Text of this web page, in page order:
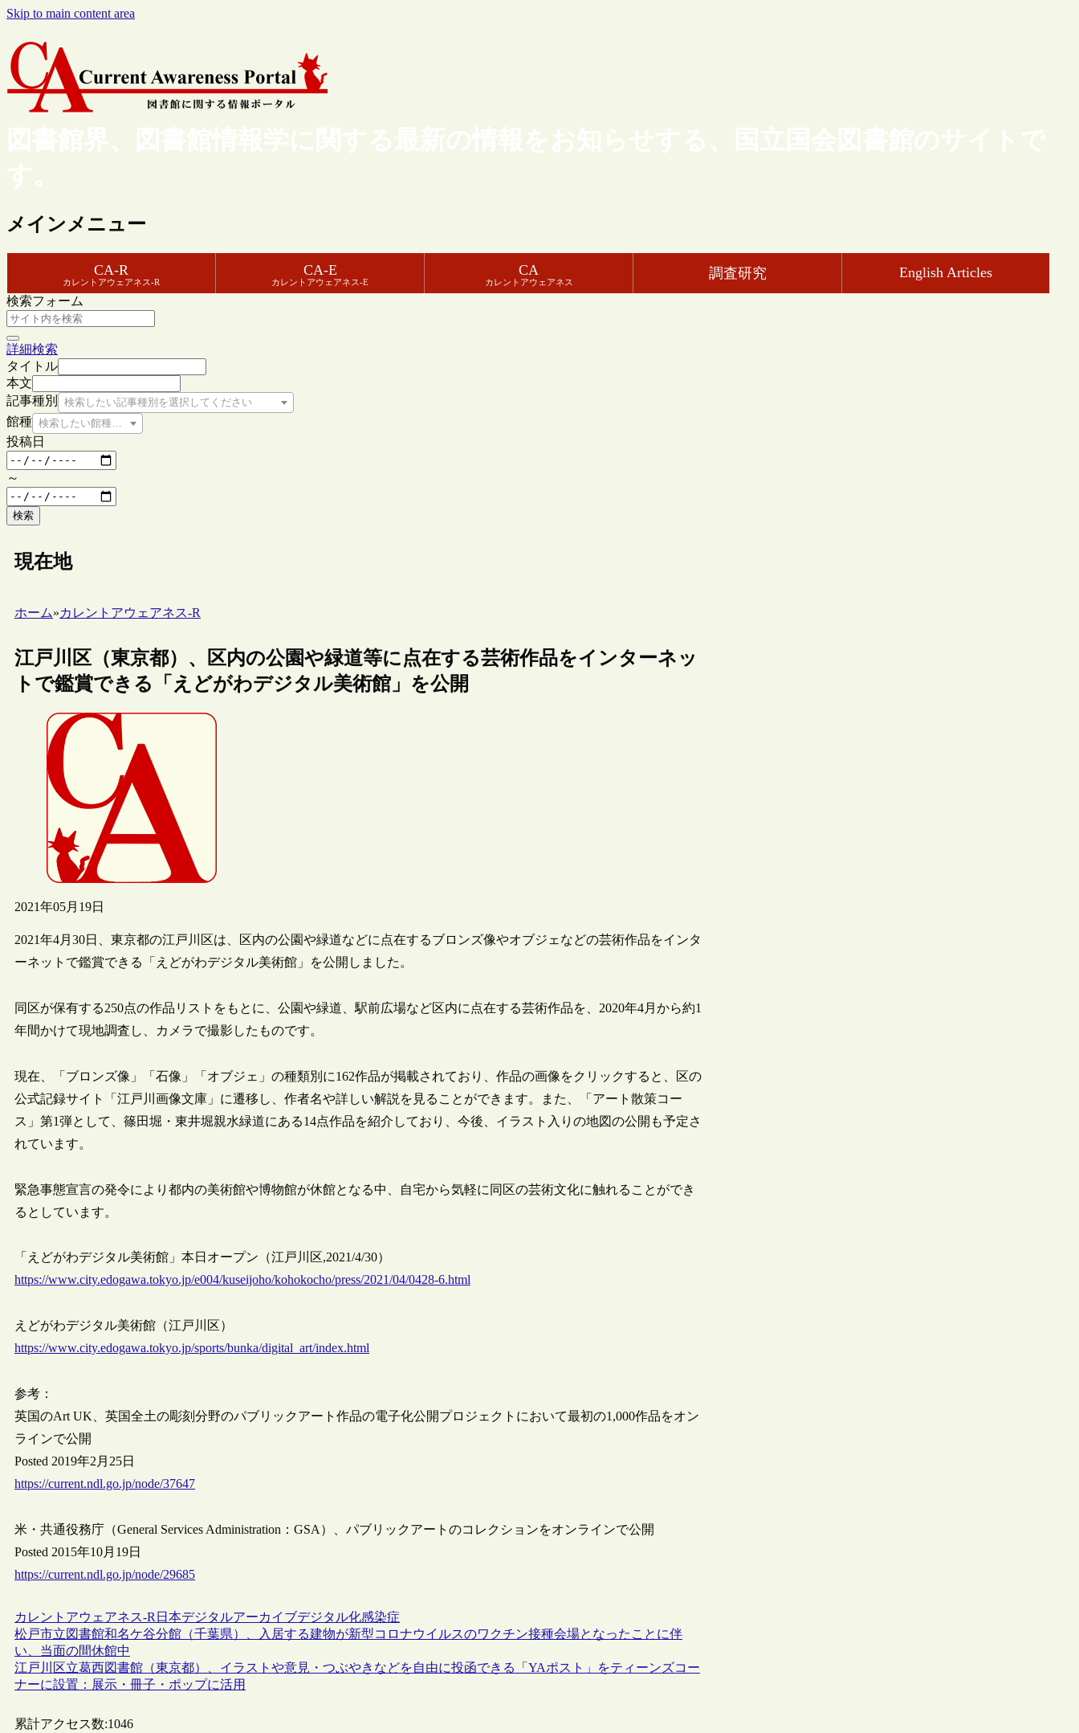
Skip to main content area
図書館界、図書館情報学に関する最新の情報をお知らせする、国立国会図書館のサイトで
す。
メインメニュー
CA-R
カレントアウェアネス-R
CA-E
カレントアウェアネス-E
CA
カレントアウェアネス
調査研究 English Articles
検索フォーム
詳細検索
タイトル
本文
記事種別
検索したい記事種別を選択してください
館種 検索したい館種を選択してください
投稿日
～
検索
現在地
ホーム»カレントアウェアネス-R
江戸川区（東京都）、区内の公園や緑道等に点在する芸術作品をインターネッ
トで鑑賞できる「えどがわデジタル美術館」を公開
2021年05月19日
2021年4月30日、東京都の江戸川区は、区内の公園や緑道などに点在するブロンズ像やオブジェなどの芸術作品をインタ
ーネットで鑑賞できる「えどがわデジタル美術館」を公開しました。
同区が保有する250点の作品リストをもとに、公園や緑道、駅前広場など区内に点在する芸術作品を、2020年4月から約1
年間かけて現地調査し、カメラで撮影したものです。
現在、「ブロンズ像」「石像」「オブジェ」の種類別に162作品が掲載されており、作品の画像をクリックすると、区の
公式記録サイト「江戸川画像文庫」に遷移し、作者名や詳しい解説を見ることができます。また、「アート散策コー
ス」第1弾として、篠田堀・東井堀親水緑道にある14点作品を紹介しており、今後、イラスト入りの地図の公開も予定さ
れています。
緊急事態宣言の発令により都内の美術館や博物館が休館となる中、自宅から気軽に同区の芸術文化に触れることができ
るとしています。
「えどがわデジタル美術館」本日オープン（江戸川区,2021/4/30）
https://www.city.edogawa.tokyo.jp/e004/kuseijoho/kohokocho/press/2021/04/0428-6.html
えどがわデジタル美術館（江戸川区）
https://www.city.edogawa.tokyo.jp/sports/bunka/digital_art/index.html
参考：
英国のArt UK、英国全土の彫刻分野のパブリックアート作品の電子化公開プロジェクトにおいて最初の1,000作品をオン
ラインで公開
Posted 2019年2月25日
https://current.ndl.go.jp/node/37647
米・共通役務庁（General Services Administration：GSA）、パブリックアートのコレクションをオンラインで公開
Posted 2015年10月19日
https://current.ndl.go.jp/node/29685
カレントアウェアネス-R 日本デジタルアーカイブデジタル化感染症
松戸市立図書館和名ケ谷分館（千葉県）、入居する建物が新型コロナウイルスのワクチン接種会場となったことに伴
い、当面の間休館中
江戸川区立葛西図書館（東京都）、イラストや意見・つぶやきなどを自由に投函できる「YAポスト」をティーンズコー
ナーに設置：展示・冊子・ポップに活用
累計アクセス数:1046